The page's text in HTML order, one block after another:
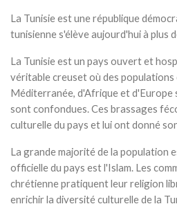
La Tunisie est une république
tunisienne s'élève aujourd'hui à plus
La Tunisie est un pays ouvert et
véritable creuset où des populations
Méditerranée, d'Afrique et
sont confondues. Ces brassages
culturelle du pays et lui ont donné
La grande majorité de la population
officielle du pays est l'Islam. Les
chrétienne pratiquent leur religion
enrichir la diversité culturelle de la